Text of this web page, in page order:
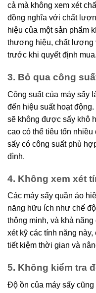
cả mà không xem xét
đồng nghĩa với chất
hiệu của một sản phẩm
thương hiệu, chất lượng
trước khi quyết định mua.
3. Bỏ qua công
Công suất của máy sấy
đến hiệu suất hoạt
sẽ không được sấy khô
cao có thể tiêu tốn
sấy có công suất phù
đình.
4. Không xem xét
Các máy sấy quần áo
năng hữu ích như chế
thông minh, và khả
xét kỹ các tính năng
tiết kiệm thời gian và
5. Không kiểm tra
Độ ồn của máy sấy